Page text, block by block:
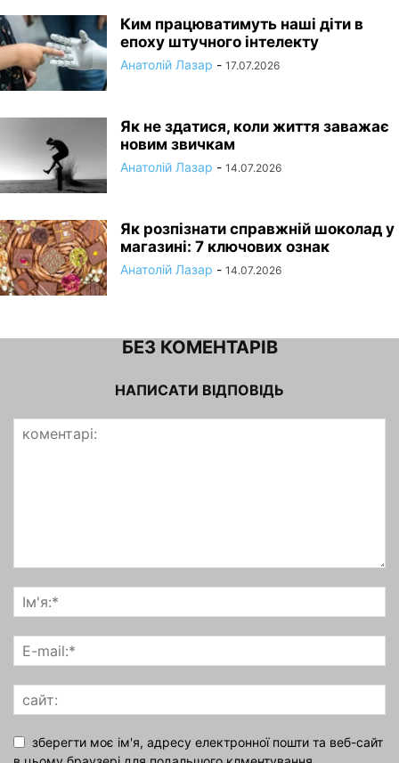
Ким працюватимуть наші діти в
епоху штучного інтелекту
Анатолій Лазар - 17.07.2026
Як не здатися, коли життя заважає
новим звичкам
Анатолій Лазар - 14.07.2026
Як розпізнати справжній шоколад у
магазині: 7 ключових ознак
Анатолій Лазар - 14.07.2026
БЕЗ КОМЕНТАРІВ
НАПИСАТИ ВІДПОВІДЬ
зберегти моє ім'я, адресу електронної пошти та веб-сайт